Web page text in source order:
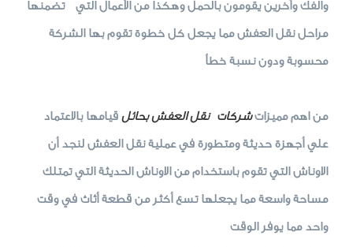
والفك وأخرين يقومون بالحمل وهكذا من الأعمال التي تضمنها
مراحل نقل العفش مما يجعل كل خطوة تقوم بها الشركة
محسوبة ودون نسبة خطأ
من اهم مميزات شركات نقل العفش بحائل قيامها بالاعتماد
علي أجهزة حديثة ومتطورة في عملية نقل العفش لنجد أن
الاوناش التي تقوم باستخدام من الاوناش الحديثة التي تمتلك
مساحة واسعة مما يجعلها تسع أكثر من قطعة أثاث في وقت
واحد مما يوفر الوقت